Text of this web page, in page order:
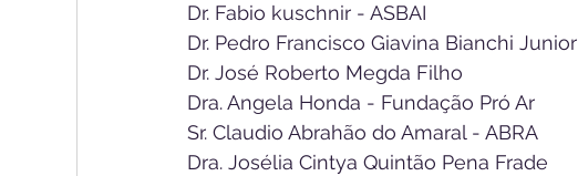
Dr. Fabio kuschnir - ASBAI
Dr. Pedro Francisco Giavina Bianchi Junior
Dr. José Roberto Megda Filho
Dra. Angela Honda - Fundação Pró Ar
Sr. Claudio Abrahão do Amaral - ABRA
Dra. Josélia Cintya Quintão Pena Frade